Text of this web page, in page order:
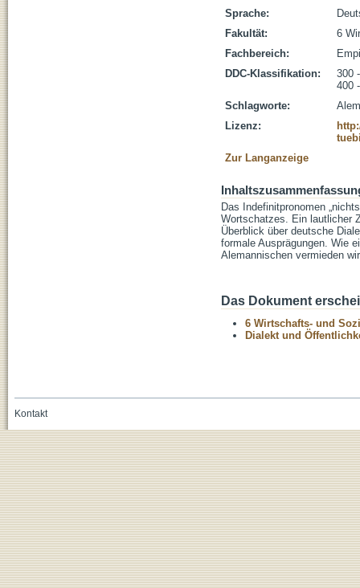
Sprache:
Fakultät:
6
Fachbereich:
DDC-Klassifikation:
300
400
Schlagworte:
Lizenz:
Zur Langanzeige
Das Indefinitpronomen
Wortschatzes. Ein lautlicher
Überblick über deutsche
formale Ausprägungen. Wie
Alemannischen vermieden
Das Dokument
6 Wirtschafts- und
Dialekt und
Kontakt